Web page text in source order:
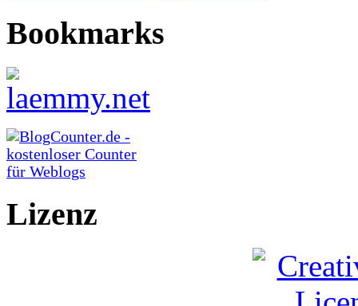
Bookmarks
Lizenz